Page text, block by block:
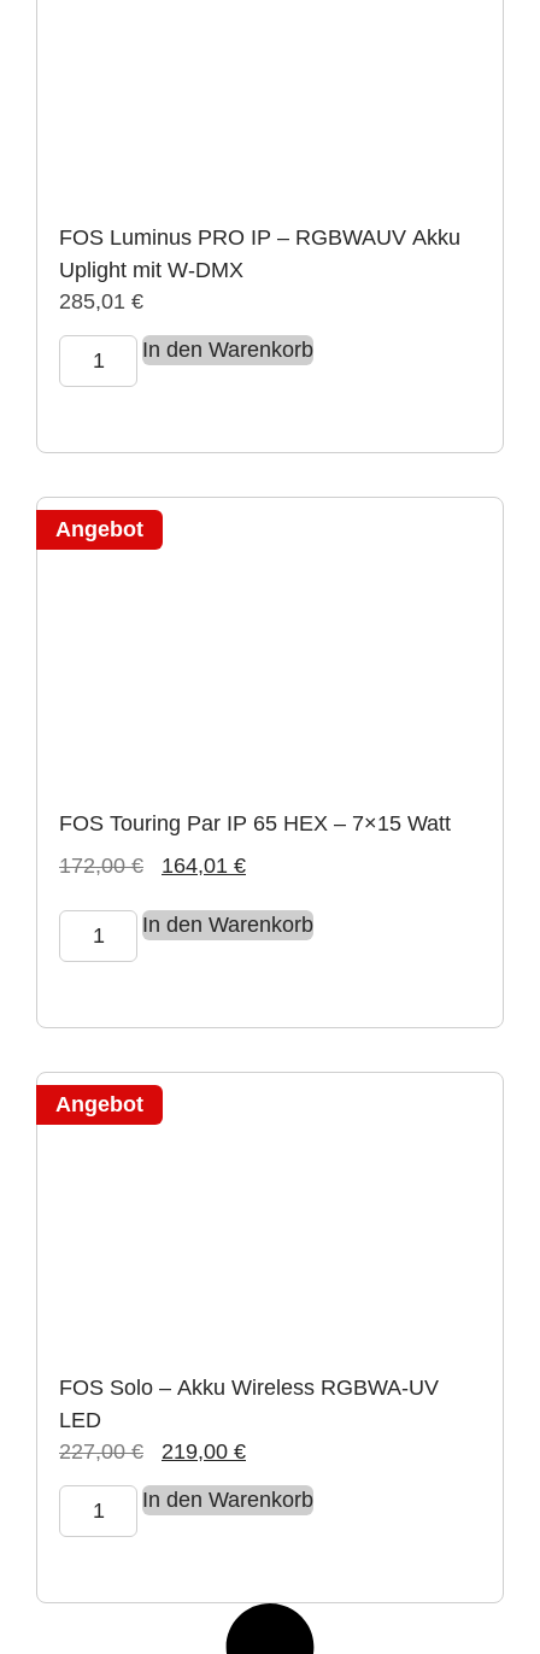
FOS Luminus PRO IP – RGBWAUV Akku
Uplight mit W-DMX
285,01 €
In den Warenkorb
Angebot
FOS Touring Par IP 65 HEX – 7×15 Watt
172,00€ 164,01 €
In den Warenkorb
Angebot
FOS Solo – Akku Wireless RGBWA-UV
LED
227,00€ 219,00 €
In den Warenkorb